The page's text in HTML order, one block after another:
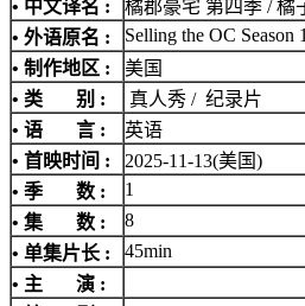
• 中文译名 :
橘郡豪宅 第四季 / 橘
• 外语原名 :
Selling the OC Season
• 制作地区 :
美国
• 类 别 :
真人秀 / 纪录片
• 语 言 :
英语
• 首映时间 :
2025-11-13(美国)
• 季 数 :
1
• 集 数 :
8
• 单集片长 :
45min
• 主 演 :